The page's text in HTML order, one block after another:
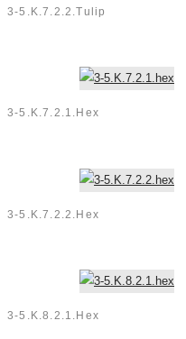
3-5.K.7.2.2.tulip
3-5.K.7.2.1.hex
3-5.K.7.2.2.hex
3-5.K.8.2.1.hex